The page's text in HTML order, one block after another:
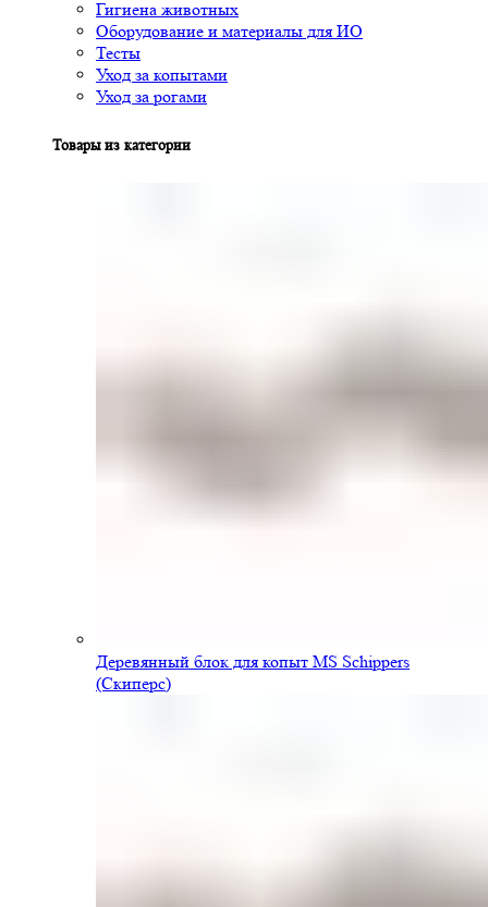
Гигиена животных
Оборудование и материалы для ИО
Тесты
Уход за копытами
Уход за рогами
Товары из категории
Деревянный блок для копыт MS Schippers
(Скиперс)